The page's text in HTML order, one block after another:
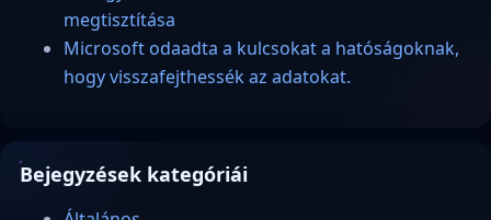
megtisztítása
Microsoft odaadta a kulcsokat a hatóságoknak,
hogy visszafejthessék az adatokat.
Bejegyzések kategóriái